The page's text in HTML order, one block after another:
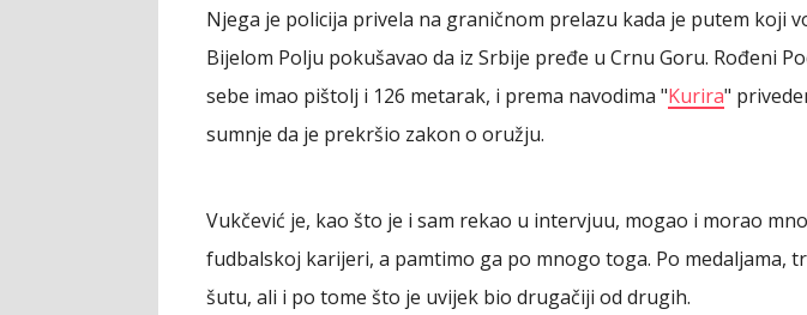
Njega je policija privela na graničnom prelazu kada je putem koji
Bijelom Polju pokušavao da iz Srbije pređe u Crnu Goru. Rođeni
sebe imao pištolj i 126 metarak, i prema navodima "Kurira"
sumnje da je prekršio zakon o oružju.
Vukčević je, kao što je i sam rekao u intervjuu, mogao i morao
fudbalskoj karijeri, a pamtimo ga po mnogo toga. Po medaljama,
šutu, ali i po tome što je uvijek bio drugačiji od drugih.